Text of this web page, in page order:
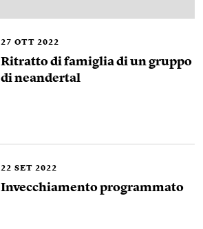
27 OTT 2022
Ritratto di famiglia di un gruppo
di neandertal
22 SET 2022
Invecchiamento programmato